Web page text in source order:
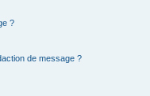
?
de message ?